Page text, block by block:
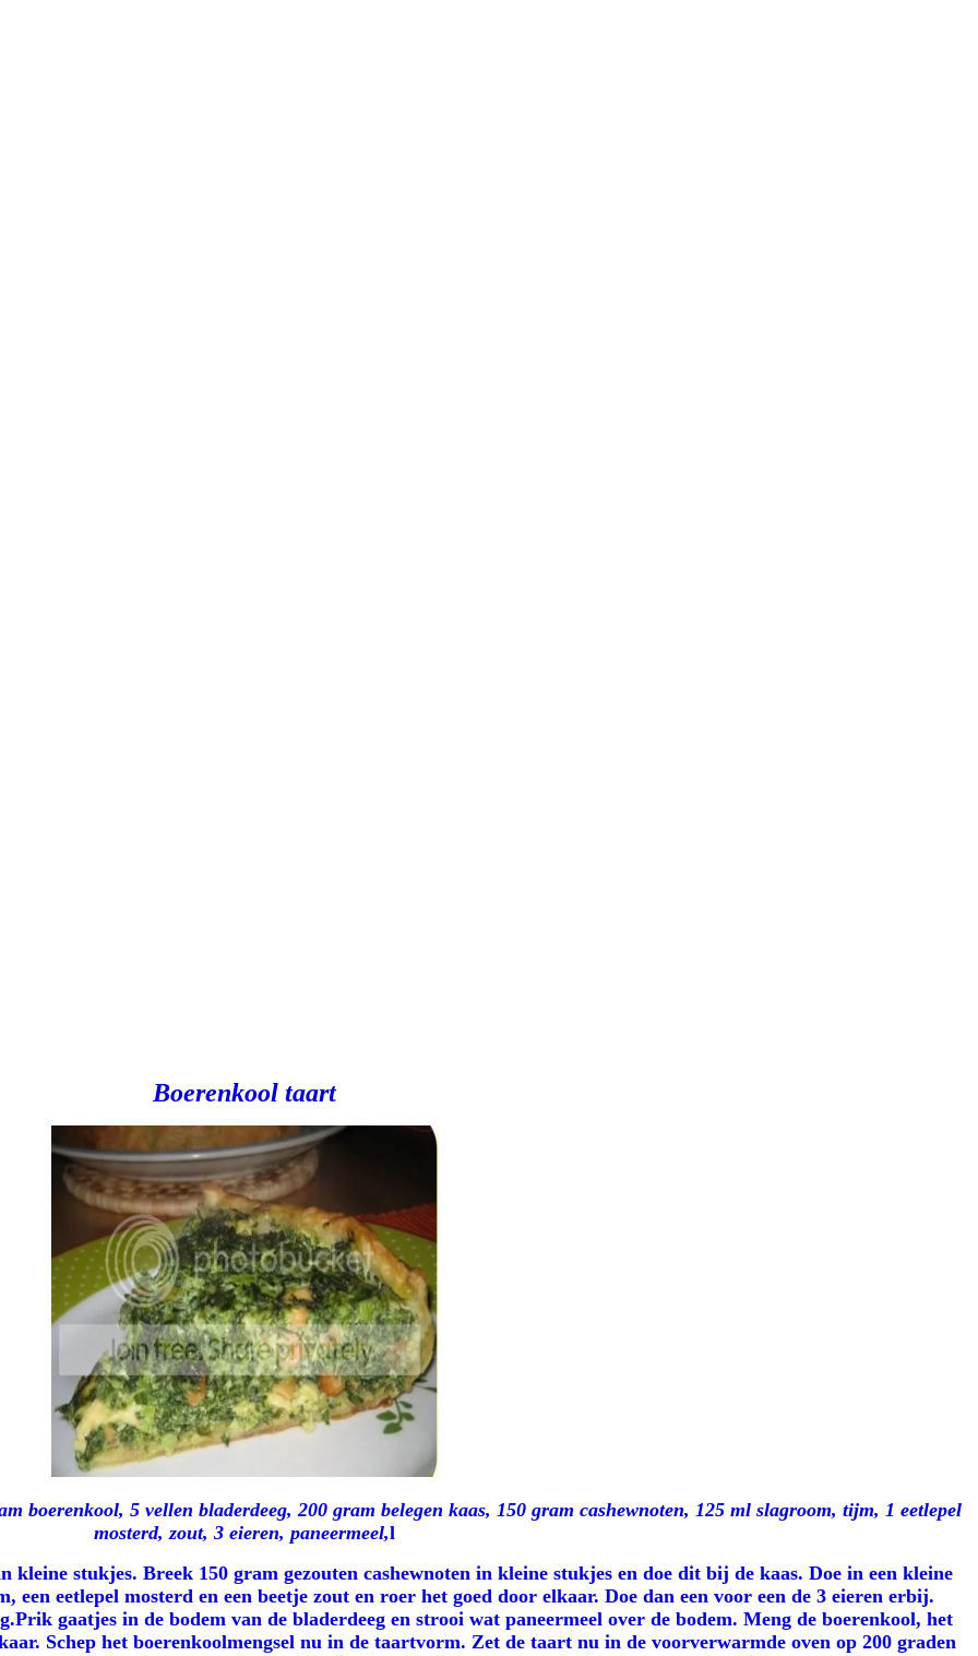
Boerenkool taart
boerenkool, 5 vellen bladerdeeg, 200 gram belegen kaas, 150 gram cashewnoten, 125 ml slagroom, tijm, 1 eetlepel
mosterd, zout, 3 eieren, paneermeel,l
kleine stukjes. Breek 150 gram gezouten cashewnoten in kleine stukjes en doe dit bij de kaas. Doe in een kleine
een eetlepel mosterd en een beetje zout en roer het goed door elkaar. Doe dan een voor een de 3 eieren erbij.
gaatjes in de bodem van de bladerdeeg en strooi wat paneermeel over de bodem. Meng de boerenkool, het
Schep het boerenkoolmengsel nu in de taartvorm. Zet de taart nu in de voorverwarmde oven op 200 graden